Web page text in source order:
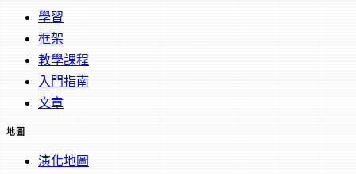
學習
框架
教學課程
入門指南
文章
地圖
演化地圖